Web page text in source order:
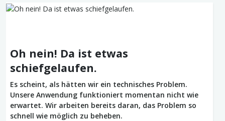
Oh nein! Da ist etwas
schiefgelaufen.
Es scheint, als hätten wir ein technisches Problem.
Unsere Anwendung funktioniert momentan nicht wie
erwartet. Wir arbeiten bereits daran, das Problem so
schnell wie möglich zu beheben.